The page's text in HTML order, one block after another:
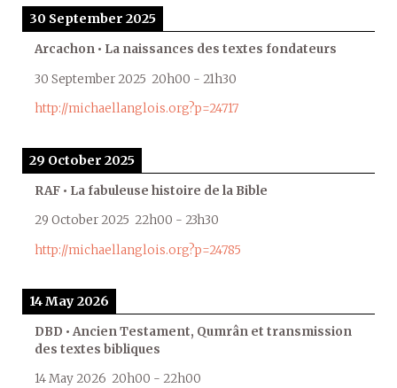
30 September 2025
Arcachon • La naissances des textes fondateurs
30 September 2025 20h00 - 21h30
http://michaellanglois.org?p=24717
29 October 2025
RAF • La fabuleuse histoire de la Bible
29 October 2025 22h00 - 23h30
http://michaellanglois.org?p=24785
14 May 2026
DBD • Ancien Testament, Qumrân et transmission
des textes bibliques
14 May 2026 20h00 - 22h00